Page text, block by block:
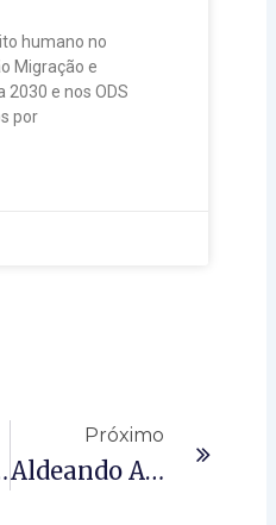
humano no
Migração e
2030 e nos ODS
por
E CAQi/CAQ
Próximo
Aldeando A COP30: Povos Indígenas No Centro Do Debate Sobre O Clima